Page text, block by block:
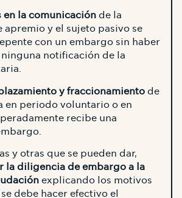
en la comunicaciónde la
y el sujeto pasivo se
con un embargo sin haber
notificación de la
y fraccionamientode
en periodo voluntario o en
recibe una
y otras que se pueden dar,
la diligencia de embargo a la
explicando los motivos
debe hacer efectivo el